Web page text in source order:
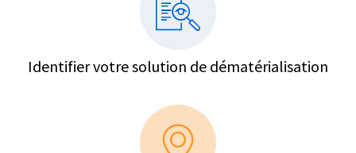
Identifier votre solution de dématérialisation